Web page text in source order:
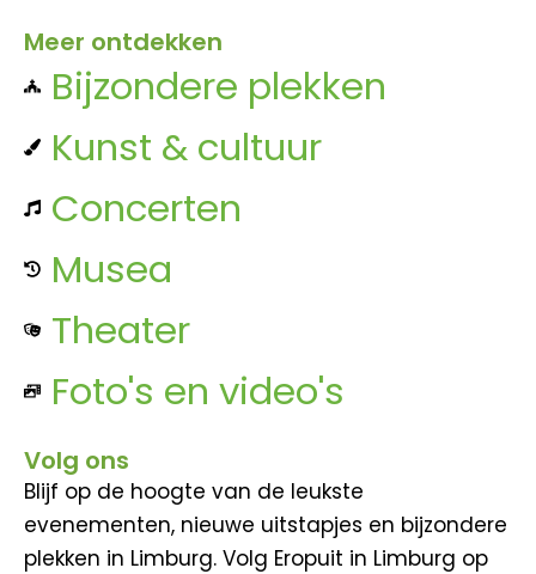
Meer ontdekken
Bijzondere plekken
Kunst & cultuur
Concerten
Musea
Theater
Foto's en video's
Volg ons
Blijf op de hoogte van de leukste
evenementen, nieuwe uitstapjes en bijzondere
plekken in Limburg. Volg Eropuit in Limburg op